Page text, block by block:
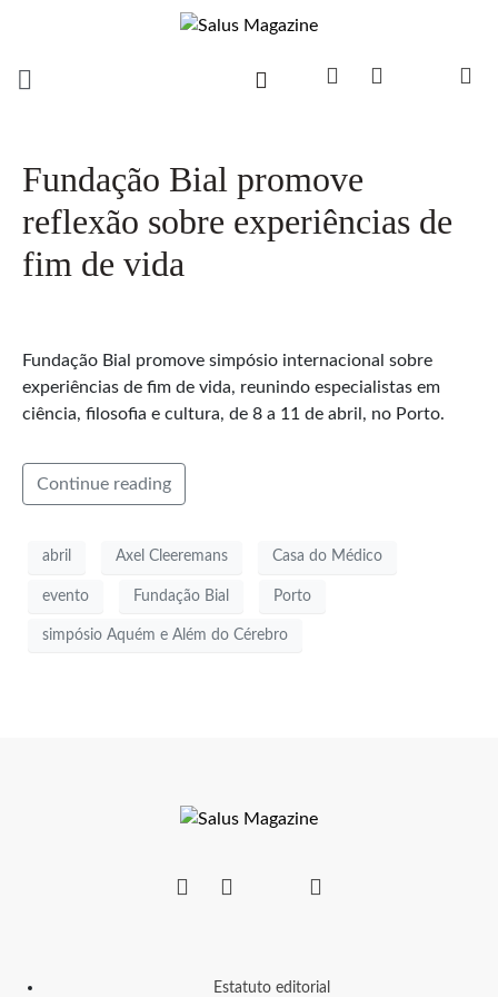
Fundação Bial promove
reflexão sobre experiências de
fim de vida
Fundação Bial promove simpósio internacional sobre
experiências de fim de vida, reunindo especialistas em
ciência, filosofia e cultura, de 8 a 11 de abril, no Porto.
Continue reading
abril Axel Cleeremans Casa do Médico
evento Fundação Bial Porto
simpósio Aquém e Além do Cérebro
Estatuto editorial